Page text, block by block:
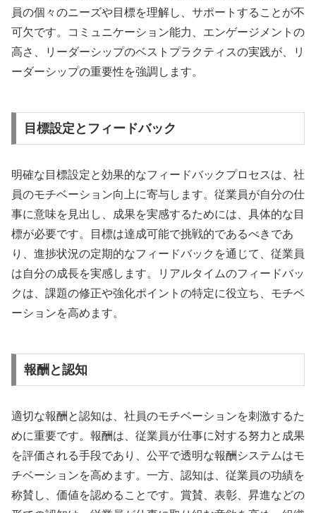
員の個々のニーズや目標を理解し、サポートすることが不
可欠です。コミュニケーション能力、エンゲージメントの
高さ、リーダーシップのベストプラクティスの実践が、リ
ーダーシップの重要性を強調します。
目標設定とフィードバック
明確な目標設定と効果的なフィードバックプロセスは、社
員のモチベーション向上に寄与します。従業員が自分の仕
事に意味を見出し、成果を実感するためには、具体的な目
標が必要です。目標は達成可能で挑戦的であるべきであ
り、進捗状況の定期的なフィードバックを通じて、従業員
は自分の成長を実感します。リアルタイムのフィードバッ
クは、課題の修正や強化ポイントの特定に役立ち、モチベ
ーションを高めます。
報酬と認知
適切な報酬と認知は、社員のモチベーションを刺激するた
めに重要です。報酬は、従業員が仕事に対する努力と成果
を評価される手段であり、公平で透明な報酬システムはモ
チベーションを高めます。一方、認知は、従業員の功績を
称賛し、価値を認めることです。賞賛、表彰、昇進などの